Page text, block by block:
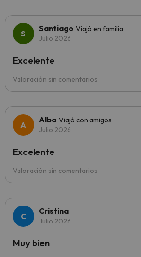
Santiago Viajó en familia
Julio 2026
Valoración sin comentarios
Excelente
Alba Viajó con amigos
Julio 2026
Valoración sin comentarios
Excelente
Cristina
Julio 2026
Muy bien